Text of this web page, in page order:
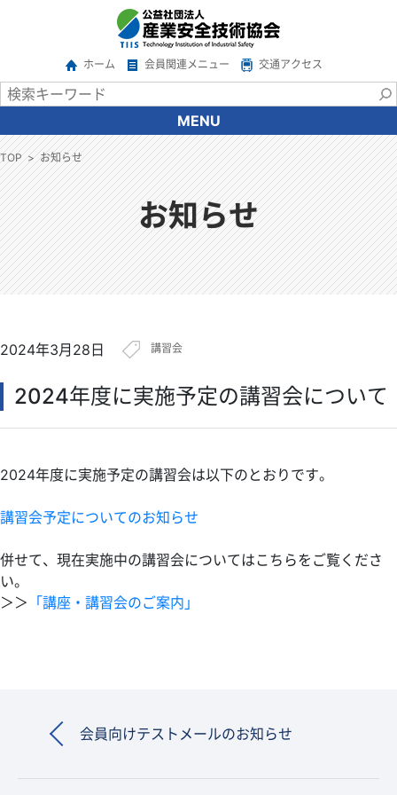
ホーム 会員関連メニュー 交通アクセス
MENU
協会について
会長あいさつ
協会の概要
沿革
情報公開
アクセス
広報
サービス一覧
TIIS認証
講座・講習会のご案内
職員募集
TOP お知らせ
お知らせ
2024年3月28日 講習会
2024年度に実施予定の講習会について
2024年度に実施予定の講習会は以下のとおりです。
講習会予定についてのお知らせ
併せて、現在実施中の講習会についてはこちらをご覧くださ
い。
＞＞ 「講座・講習会のご案内」
会員向けテストメールのお知らせ